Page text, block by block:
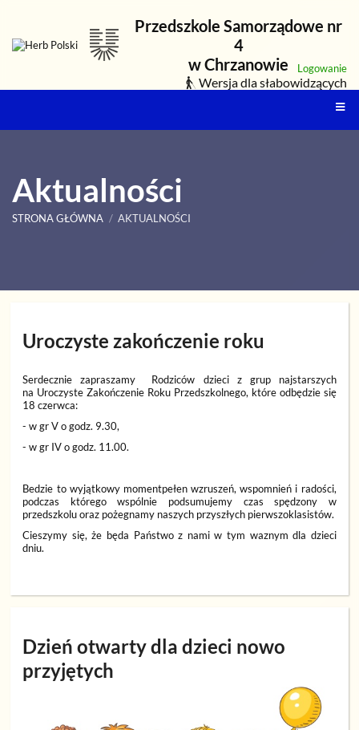
Przedszkole Samorządowe nr
4
w Chrzanowie
Logowanie
Wersja dla słabowidzących
Aktualności
STRONA GŁÓWNA / AKTUALNOŚCI
Uroczyste zakończenie roku
Serdecznie zapraszamy Rodziców dzieci z grup najstarszych
na Uroczyste Zakończenie Roku Przedszkolnego, które odbędzie się
18 czerwca:
- w gr V o godz. 9.30,
- w gr IV o godz. 11.00.
Bedzie to wyjątkowy momentpełen wzruszeń, wspomnień i radości,
podczas którego wspólnie podsumujemy czas spędzony w
przedszkolu oraz pożegnamy naszych przyszłych pierwszoklasistów.
Cieszymy się, że będa Państwo z nami w tym waznym dla dzieci
dniu.
Dzień otwarty dla dzieci nowo
przyjętych